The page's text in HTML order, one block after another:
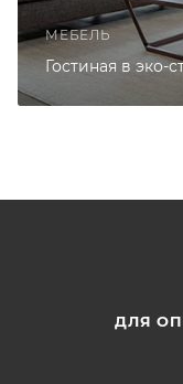
МЕБЕЛЬ
Гостиная в эко-
ДЛЯ